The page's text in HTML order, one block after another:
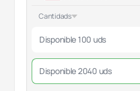
Cantidads
Disponible 100 uds
Disponible 2040 uds